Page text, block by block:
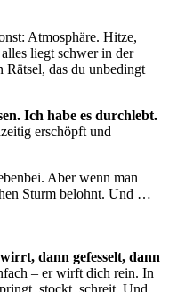
Atmosphäre. Hitze,
liegt schwer in der
das du unbedingt
Ich habe es durchlebt.
erschöpft und
Aber wenn man
Sturm belohnt. Und …
dann gefesselt, dann
– er wirft dich rein. In
stockt, schreit. Und